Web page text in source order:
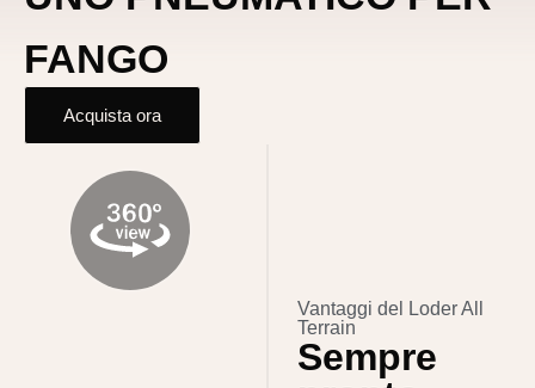
FANGO
Acquista ora
Vantaggi del Loder All
Terrain
Sempre